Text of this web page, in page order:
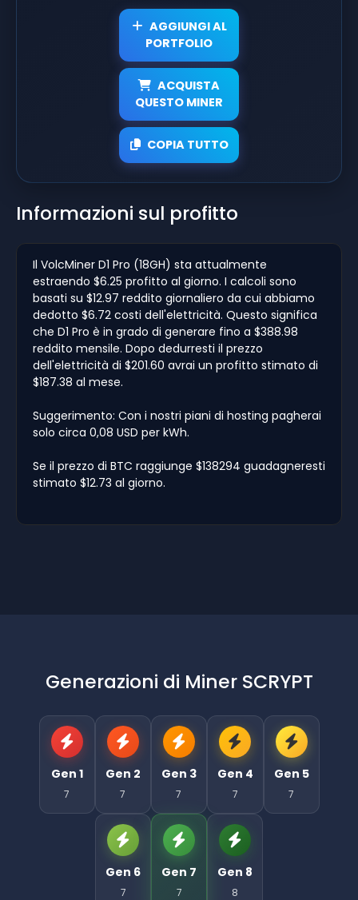
AGGIUNGI AL
PORTFOLIO
ACQUISTA
QUESTO MINER
COPIA TUTTO
Informazioni sul profitto
Il VolcMiner D1 Pro (18GH) sta attualmente
estraendo $6.25 profitto al giorno. I calcoli sono
basati su $12.97 reddito giornaliero da cui abbiamo
dedotto $6.72 costi dell'elettricità. Questo significa
che D1 Pro è in grado di generare fino a $388.98
reddito mensile. Dopo dedurresti il prezzo
dell'elettricità di $201.60 avrai un profitto stimato di
$187.38 al mese.
Suggerimento: Con i nostri piani di hosting pagherai
solo circa 0,08 USD per kWh.
Se il prezzo di BTC raggiunge $138294 guadagneresti
stimato $12.73 al giorno.
Generazioni di Miner SCRYPT
Gen 1
7
Gen 2
7
Gen 3
7
Gen 4
7
Gen 5
7
Gen 6
7
Gen 7
7
Gen 8
8